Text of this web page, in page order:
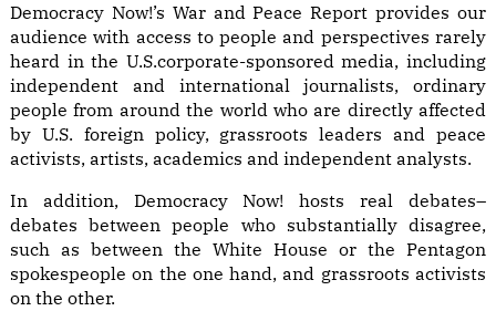
Democracy Now!’s War and Peace Report provides our
audience with access to people and perspectives rarely
heard in the U.S.corporate-sponsored media, including
independent and international journalists, ordinary
people from around the world who are directly affected
by U.S. foreign policy, grassroots leaders and peace
activists, artists, academics and independent analysts.
In addition, Democracy Now! hosts real debates–
debates between people who substantially disagree,
such as between the White House or the Pentagon
spokespeople on the one hand, and grassroots activists
on the other.